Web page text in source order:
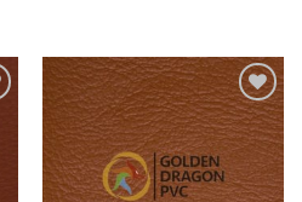
Wishlist